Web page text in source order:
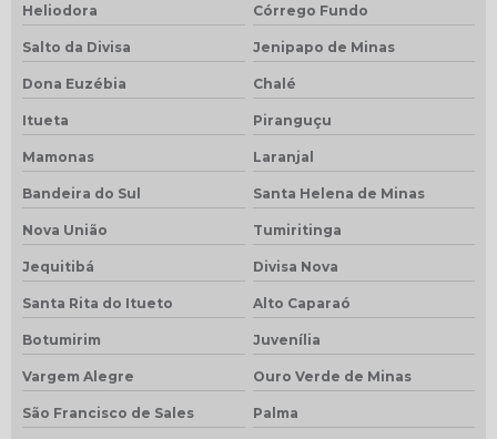
Heliodora Córrego Fundo
Salto da Divisa Jenipapo de Minas
Dona Euzébia Chalé
Itueta Piranguçu
Mamonas Laranjal
Bandeira do Sul Santa Helena de Minas
Nova União Tumiritinga
Jequitibá Divisa Nova
Santa Rita do Itueto Alto Caparaó
Botumirim Juvenília
Vargem Alegre Ouro Verde de Minas
São Francisco de Sales Palma